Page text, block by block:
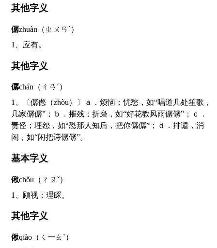
其他字义
僝zhuàn（ㄓㄨㄢˋ）
1、应有。
其他字义
僝chán（ㄔㄢˊ）
1、〔僝僽（zhòu）〕ａ．烦恼；忧愁，如“唱道几处笙歌，
几家僝僝”；ｂ．摧残；折磨，如“好花教风雨僝僝”；ｃ．
责怪；埋怨，如“恐那人知后，把你僝僝”；ｄ．排谴，消
闲，如“闲把诗僝僝”。
基本字义
偢chǒu（ㄔㄡˇ）
1、顾视；理睬。
其他字义
偢qiào（ㄑ一ㄠˋ）